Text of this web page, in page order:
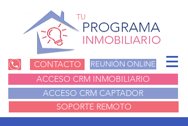
TU
CONTACTO REUNIÓN ONLINE
ACCESO CRM INMOBILIARIO
ACCESO CRM CAPTADOR
SOPORTE REMOTO